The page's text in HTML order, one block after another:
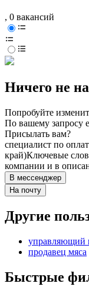
, 0 вакансий
Ничего не
Попробуйте
По вашему запросу
Присылать вам?
специалист по
край)Ключевые
компании и в
В мессенджер
На почту
Другие
управляющий
продавец мяса
Быстрые